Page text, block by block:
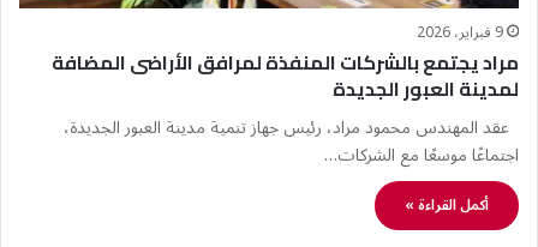
9 فبراير، 2026
مراد يجتمع بالشركات المنفذة لمرافق الأراضى المضافة
لمدينة العبور الجديدة
عقد المهندس محمود مراد، رئيس جهاز تنمية مدينة العبور الجديدة،
اجتماعًا موسعًا مع الشركات…
أكمل القراءة »